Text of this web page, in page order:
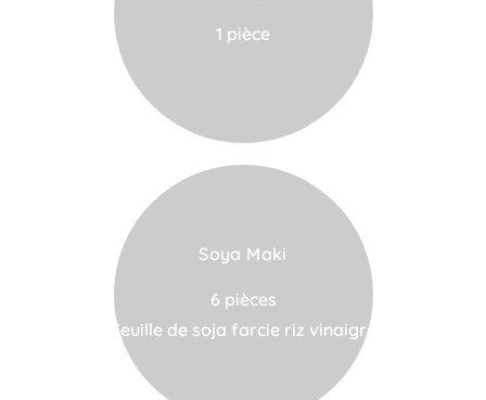
1 pièce
Soya Maki
6 pièces
Feuille de soja farcie riz vinaigré
VOIR LA CARTE